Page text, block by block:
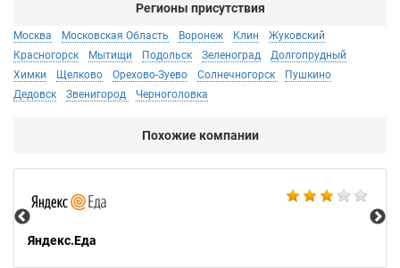
Регионы присутствия
Москва Московская Область Воронеж Клин
Жуковский
Красногорск
Мытищи Подольск Зеленоград
Долгопрудный
Химки
Щелково Орехово-Зуево Солнечногорск
Пушкино
Дедовск
Звенигород Черноголовка
Похожие компании
Яндекс.Еда